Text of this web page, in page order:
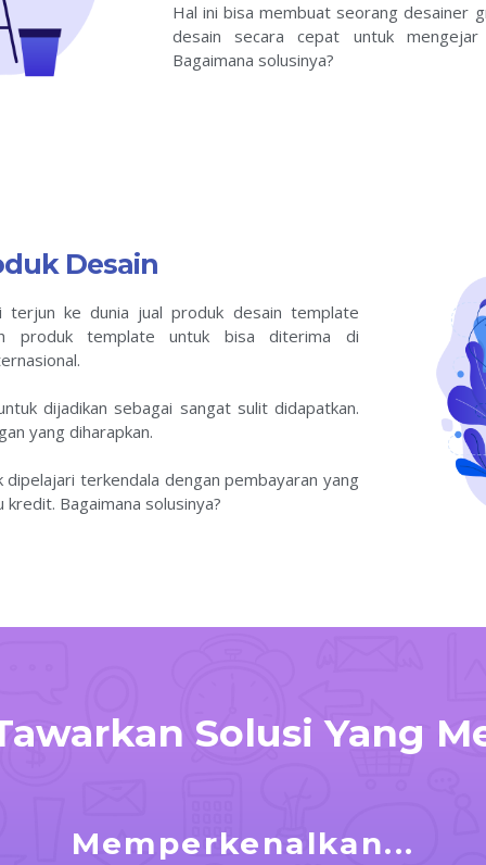
Hal ini bisa membuat seorang desainer
desain secara cepat untuk
Bagaimana solusinya?
Desain
terjun ke dunia jual produk desain template
produk template untuk bisa diterima di
dijadikan sebagai sangat sulit didapatkan.
yang diharapkan.
dipelajari terkendala dengan pembayaran yang
Bagaimana solusinya?
Solusi Yang
Memperkenalkan...